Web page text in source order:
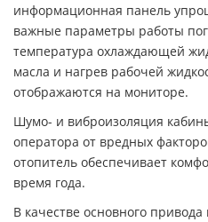
информационная панель
важные параметры работы
температура охлаждающей
масла и нагрев рабочей
отображаются на мониторе.
Шумо- и виброизоляция
оператора от вредных
отопитель обеспечивает
время года.
В качестве основного